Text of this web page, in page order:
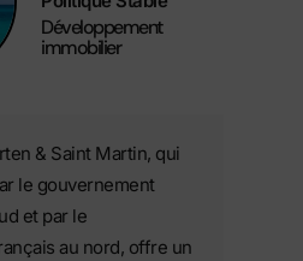
& Saint Martin, qui
le gouvernement
et par le
au nord, offre un
Développement
immobilier